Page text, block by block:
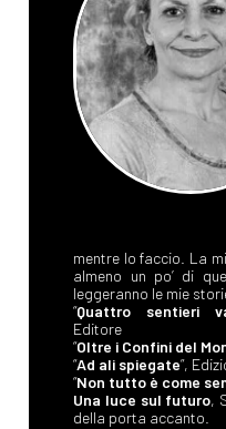
mentre lo faccio. La
almeno un po’ di
leggeranno le mie
“Quattro sentieri
Editore
“Oltre i Confini del
“Ad ali spiegate”,
“Non tutto è come
Una luce sul futuro,
della porta accanto.